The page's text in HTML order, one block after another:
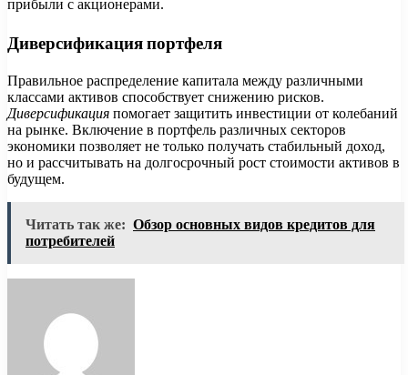
прибыли с акционерами.
Диверсификация портфеля
Правильное распределение капитала между различными
классами активов способствует снижению рисков.
Диверсификация помогает защитить инвестиции от колебаний
на рынке. Включение в портфель различных секторов
экономики позволяет не только получать стабильный доход,
но и рассчитывать на долгосрочный рост стоимости активов в
будущем.
Читать так же: Обзор основных видов кредитов для
потребителей